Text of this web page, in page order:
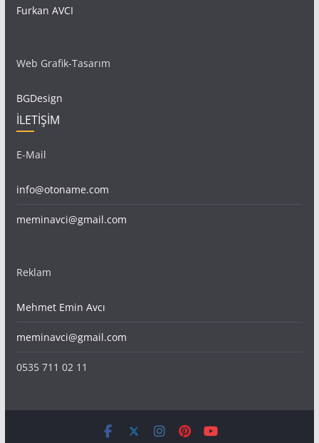
Furkan AVCI
Web Grafik-Tasarım
BGDesign
İLETİŞİM
E-Mail
info@otoname.com
meminavci@gmail.com
Reklam
Mehmet Emin Avcı
meminavci@gmail.com
0535 711 02 11